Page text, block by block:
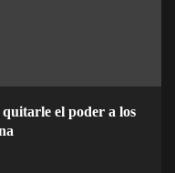
el poder a los